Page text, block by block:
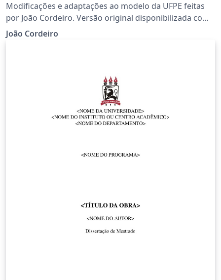
Modificações e adaptações ao modelo da UFPE feitas
por João Cordeiro. Versão original disponibilizada como
template do latex. Este modelo foi criado para servir de
exemplo de formato, não devendo seu código ser
mas está cheio de gambiarras.
João Cordeiro